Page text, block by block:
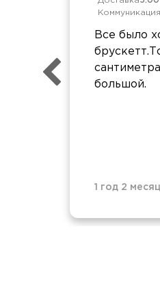
Коммуникация
Все было
большой.
1 год 2